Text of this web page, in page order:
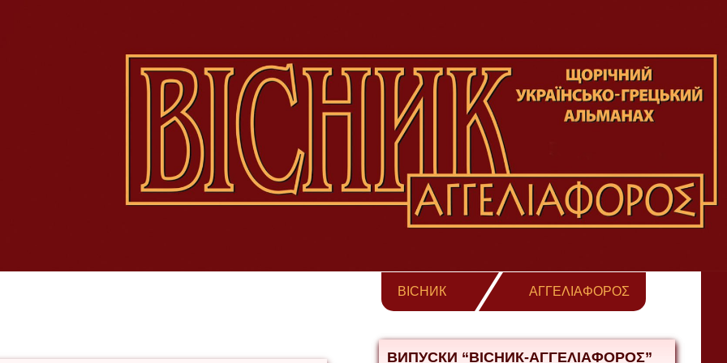
ВІСНИК ΑΓΓΕΛΙΑΦΟΡΟΣ
ВИПУСКИ “ВІСНИК-ΑΓΓΕΛΙΑΦΟΡΟΣ”